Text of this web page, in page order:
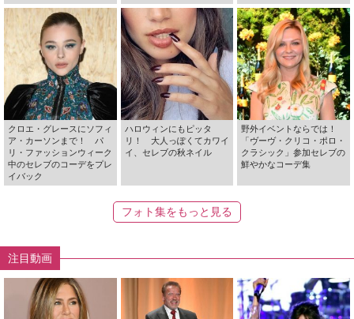
クロエ・グレースにソフィ
ア・カーソンまで！ パ
リ・ファッションウィーク
中のセレブのコーデをプレ
イバック
ハロウィンにもピッタ
リ！ 大人っぽくてカワイ
イ、セレブの秋ネイル
野外イベントならでは！
「ヴーヴ・クリコ・ポロ・
クラシック」参加セレブの
鮮やかなコーデ集
フォト集をもっと見る
注目動画